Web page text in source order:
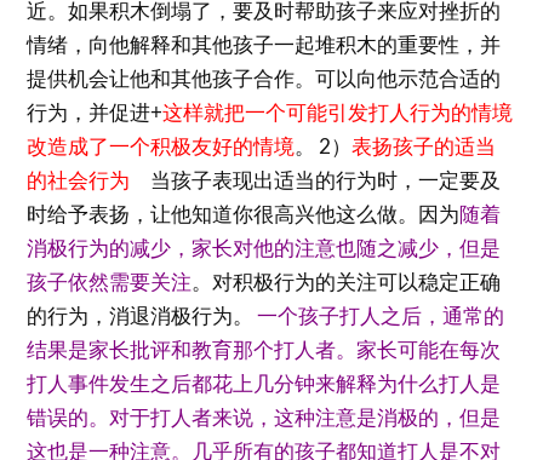
近。如果积木倒塌了，要及时帮助孩子来应对挫折的
情绪，向他解释和其他孩子一起堆积木的重要性，并
提供机会让他和其他孩子合作。可以向他示范合适的
行为，并促进+这样就把一个可能引发打人行为的情境
改造成了一个积极友好的情境。 2）表扬孩子的适当
的社会行为 当孩子表现出适当的行为时，一定要及
时给予表扬，让他知道你很高兴他这么做。因为随着
消极行为的减少，家长对他的注意也随之减少，但是
孩子依然需要关注。对积极行为的关注可以稳定正确
的行为，消退消极行为。一个孩子打人之后，通常的
结果是家长批评和教育那个打人者。家长可能在每次
打人事件发生之后都花上几分钟来解释为什么打人是
错误的。对于打人者来说，这种注意是消极的，但是
这也是一种注意。几乎所有的孩子都知道打人是不对